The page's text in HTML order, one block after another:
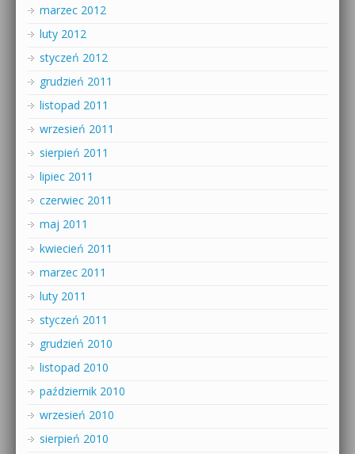
marzec 2012
luty 2012
styczeń 2012
grudzień 2011
listopad 2011
wrzesień 2011
sierpień 2011
lipiec 2011
czerwiec 2011
maj 2011
kwiecień 2011
marzec 2011
luty 2011
styczeń 2011
grudzień 2010
listopad 2010
październik 2010
wrzesień 2010
sierpień 2010